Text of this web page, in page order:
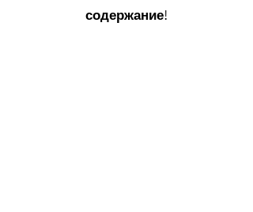
содержание!